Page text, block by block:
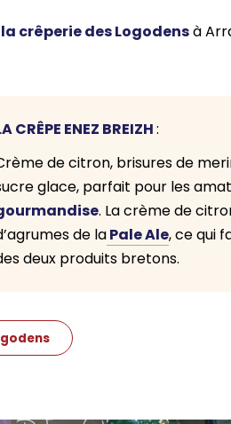
la crêperie des Logodens à
CRÊPE ENEZ BREIZH :
de citron, brisures de
glace, parfait pour les
. La crème de
de la Pale Ale, ce qui
deux produits bretons.